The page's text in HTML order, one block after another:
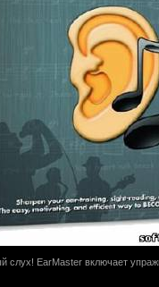
слух! EarMaster включает